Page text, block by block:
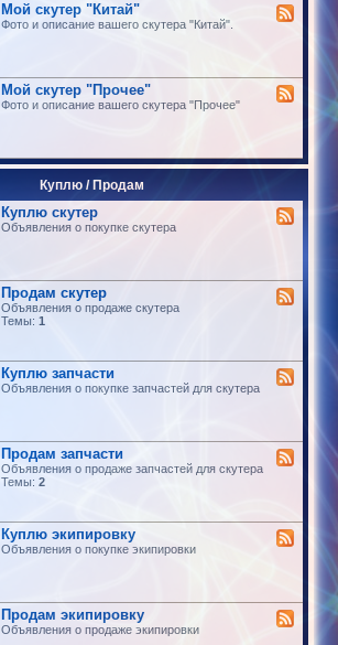
Мой скутер "Китай"
Фото и описание вашего скутера "Китай".
Мой скутер "Прочее"
Фото и описание вашего скутера "Прочее"
Куплю / Продам
Куплю скутер
Объявления о покупке скутера
Продам скутер
Объявления о продаже скутера
Темы:1
Куплю запчасти
Объявления о покупке запчастей для скутера
Продам запчасти
Объявления о продаже запчастей для скутера
Темы:2
Куплю экипировку
Объявления о покупке экипировки
Продам экипировку
Объявления о продаже экипировки